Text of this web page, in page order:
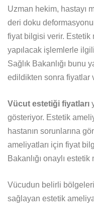
Uzman hekim, hastayı
deri doku
fiyat bilgisi verir. Estetik
yapılacak işlemlerle
Sağlık Bakanlığı bunu
edildikten sonra fiyatlar
Vücut estetiği fiyatları
gösteriyor. Estetik
hastanın sorunlarına
ameliyatları için fiyat
Bakanlığı onaylı
Vücudun belirli
sağlayan estetik